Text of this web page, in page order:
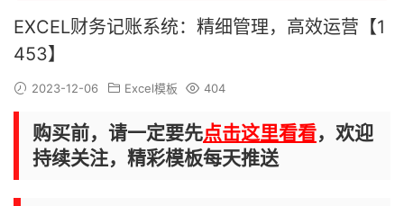
EXCEL财务记账系统：精细管理，高效运营【1
453】
2023-12-06 Excel模板 404
购买前，请一定要先点击这里看看，欢迎
持续关注，精彩模板每天推送